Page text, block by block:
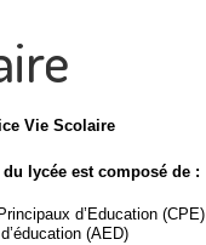
Vie Scolaire
lycée est composé de :
d’Education (CPE)
(AED)